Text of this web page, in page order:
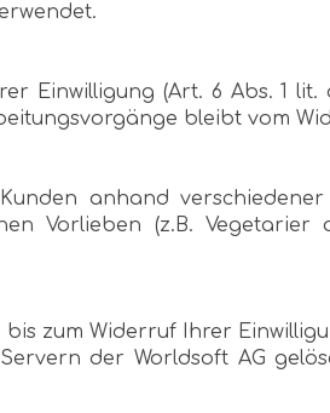
Einwilligung (Art. 6 Abs. 1
bleibt vom
anhand
Vorlieben (z.B.
zum Widerruf Ihrer
der Worldsoft AG